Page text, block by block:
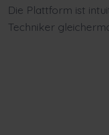
Die Plattform ist
Techniker